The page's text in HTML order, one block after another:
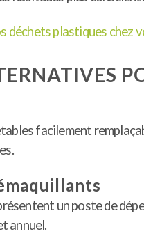
déchets plastiques chez
facilement
un poste de
annuel.